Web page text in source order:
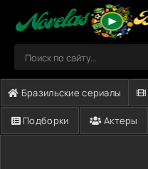
Бразильские сериалы
Подборки Актеры